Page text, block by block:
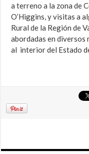
a terreno a la zona de
O’Higgins, y visitas a
Rural de la Región de
abordadas en diversos
al interior del Estado